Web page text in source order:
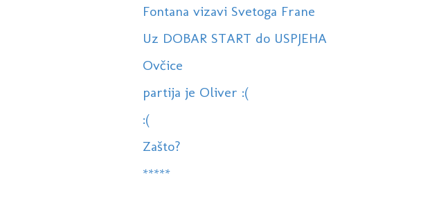
Fontana vizavi Svetoga Frane
Uz DOBAR START do USPJEHA
Ovčice
partija je Oliver :(
:(
Zašto?
*****